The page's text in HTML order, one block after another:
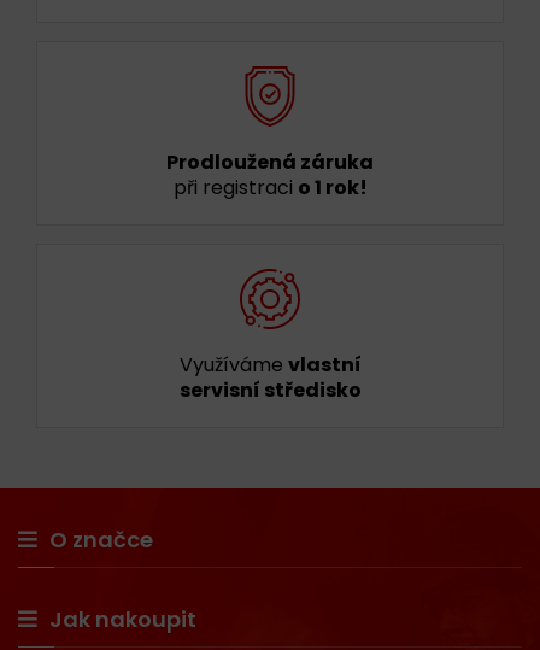
Prodloužená záruka
při registraci o 1 rok!
Využíváme vlastní
servisní středisko
O značce
Jak nakoupit